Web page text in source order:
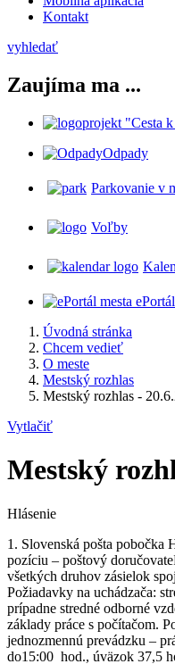
Kontakt
vyhledať
Zaujíma ma ...
projekt "Cesta
Odpady
Parkovanie v
Voľby
Úvodná stránka
Chcem vedieť
O meste
Mestský rozhlas
Mestský rozhlas -
Vytlačiť
Mestský
Hlásenie
1. Slovenská pošta
pozíciu – poštový
všetkých druhov zásielok
Požiadavky na uchádzača:
prípadne stredné odborné
základy práce s počítačom.
jednozmennú prevádzku –
do15:00 hod., úväzok 37,5